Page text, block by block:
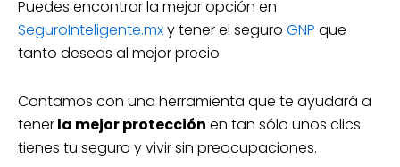
Puedes encontrar la mejor opción en
SeguroInteligente.mxy tener el seguro GNP que
tanto deseas al mejor precio.
Contamos con una herramienta que te ayudará a
tenerla mejor protección en tan sólo unos clics
tienes tu seguro y vivir sin preocupaciones.